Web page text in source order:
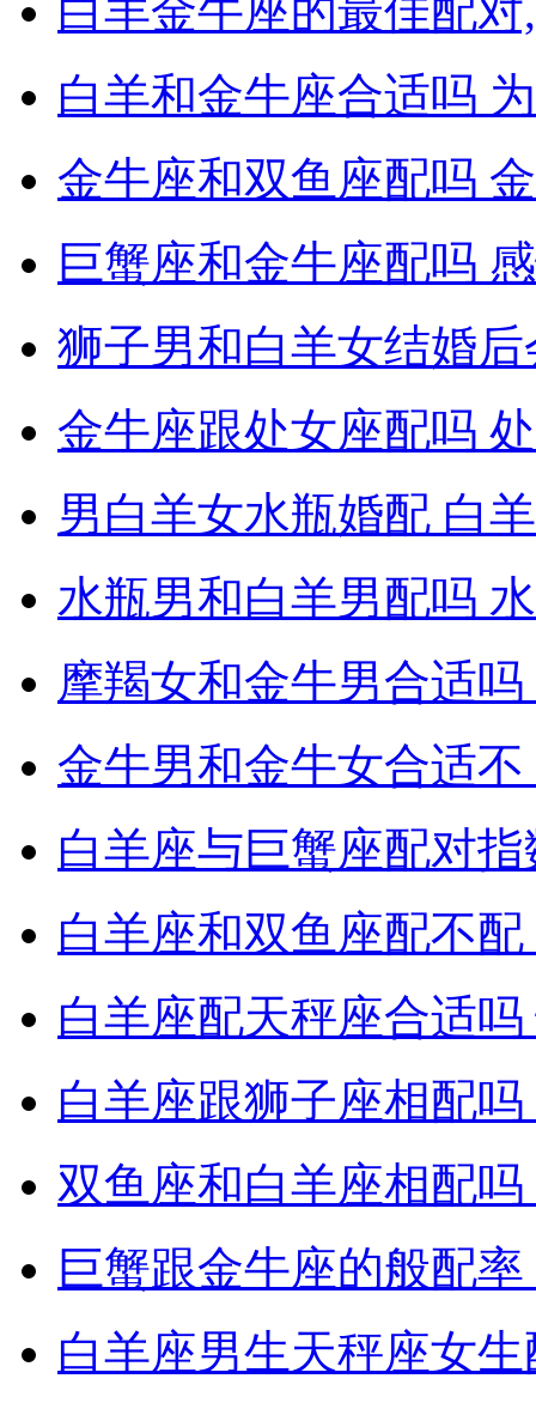
白羊金牛座的最佳配
白羊和金牛座合适吗
金牛座和双鱼座配吗
巨蟹座和金牛座配吗
狮子男和白羊女结婚
金牛座跟处女座配吗
男白羊女水瓶婚配 白
水瓶男和白羊男配吗
摩羯女和金牛男合适
金牛男和金牛女合适
白羊座与巨蟹座配对
白羊座和双鱼座配不
白羊座配天秤座合适
白羊座跟狮子座相配
双鱼座和白羊座相配
巨蟹跟金牛座的般配
白羊座男生天秤座女